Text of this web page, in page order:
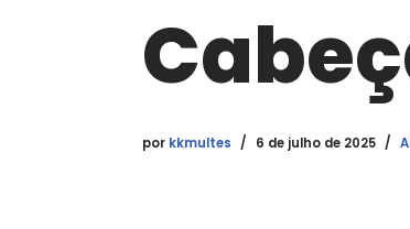
por kkmultes 6 de julho de 2025